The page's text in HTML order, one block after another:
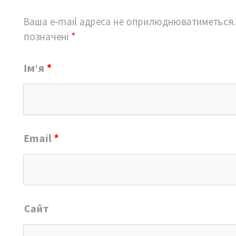
Ваша e-mail адреса не оприлюднюватиметься.
позначені *
Ім’я *
Email*
Сайт